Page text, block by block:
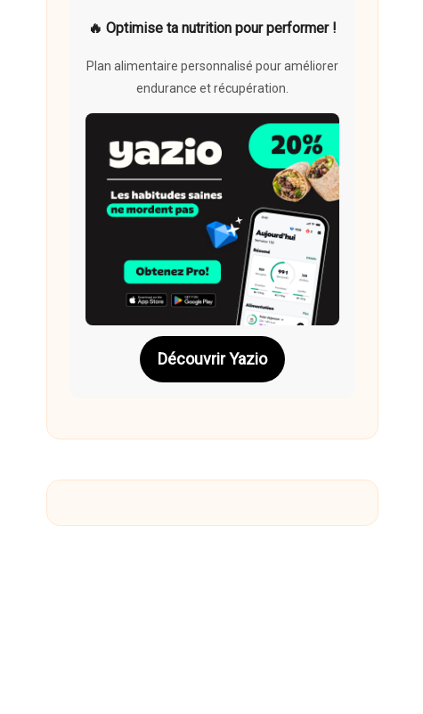
🔥 Optimise ta nutrition pour performer !
Plan alimentaire personnalisé pour améliorer
endurance et récupération.
Découvrir Yazio